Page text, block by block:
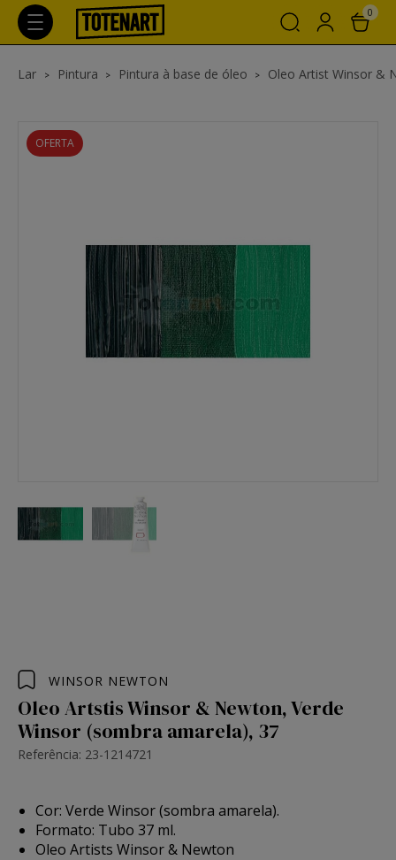
0
Lar Pintura Pintura à base de óleo Oleo Artist Winsor &
OFERTA
WINSOR NEWTON
Oleo Artstis Winsor & Newton, Verde
Winsor (sombra amarela), 37
Referência: 23-1214721
Cor: Verde Winsor (sombra amarela).
Formato: Tubo 37 ml.
Oleo Artists Winsor & Newton